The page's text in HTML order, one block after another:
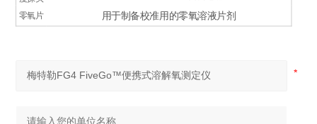
零氧片 用于制备校准用的零氧溶液片剂